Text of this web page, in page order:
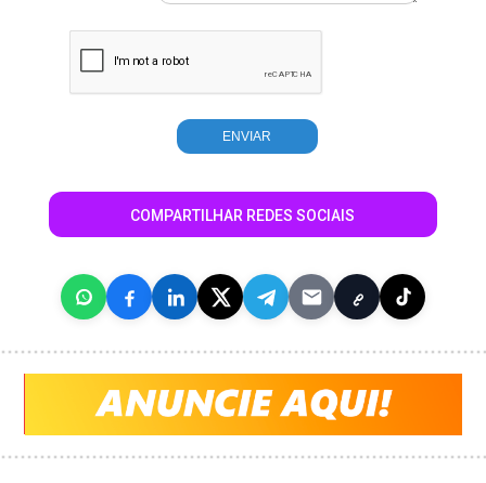
COMPARTILHAR REDES SOCIAIS